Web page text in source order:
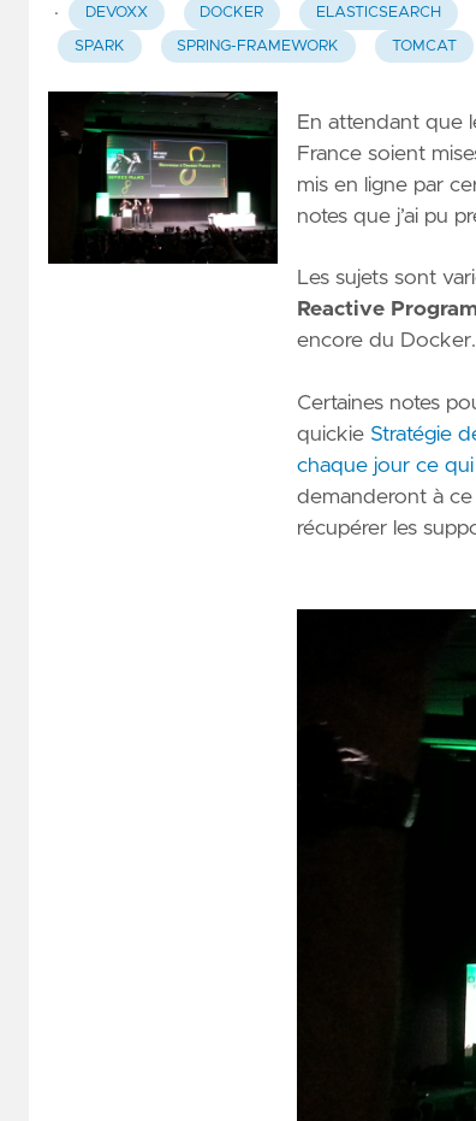
·
DEVOXX DOCKER ELASTICSEARCH
SPARK SPRING-FRAMEWORK TOMCAT
En attendant que
France soient
mis en ligne par
notes que j’ai pu
Les sujets sont
Reactive
encore du Docker.
Certaines notes
quickie Stratégie
chaque jour ce qui
demanderont à ce
récupérer les